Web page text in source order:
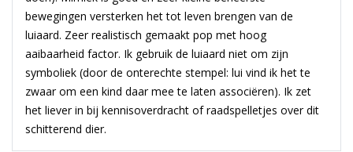
bewegingen versterken het tot leven brengen van de
luiaard. Zeer realistisch gemaakt pop met hoog
aaibaarheid factor. Ik gebruik de luiaard niet om zijn
symboliek (door de onterechte stempel: lui vind ik het te
zwaar om een kind daar mee te laten associëren). Ik zet
het liever in bij kennisoverdracht of raadspelletjes over dit
schitterend dier.